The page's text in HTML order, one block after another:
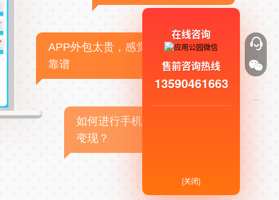
APP外包太贵，感觉不
靠谱
如何进行手机APP商业
变现？
在线咨询
售前咨询热线
13590461663
[关闭]